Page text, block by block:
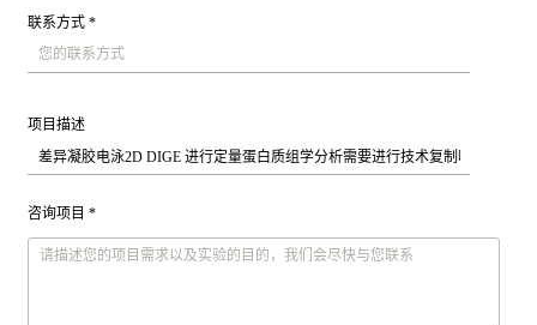
联系方式 *
项目描述
咨询项目 *